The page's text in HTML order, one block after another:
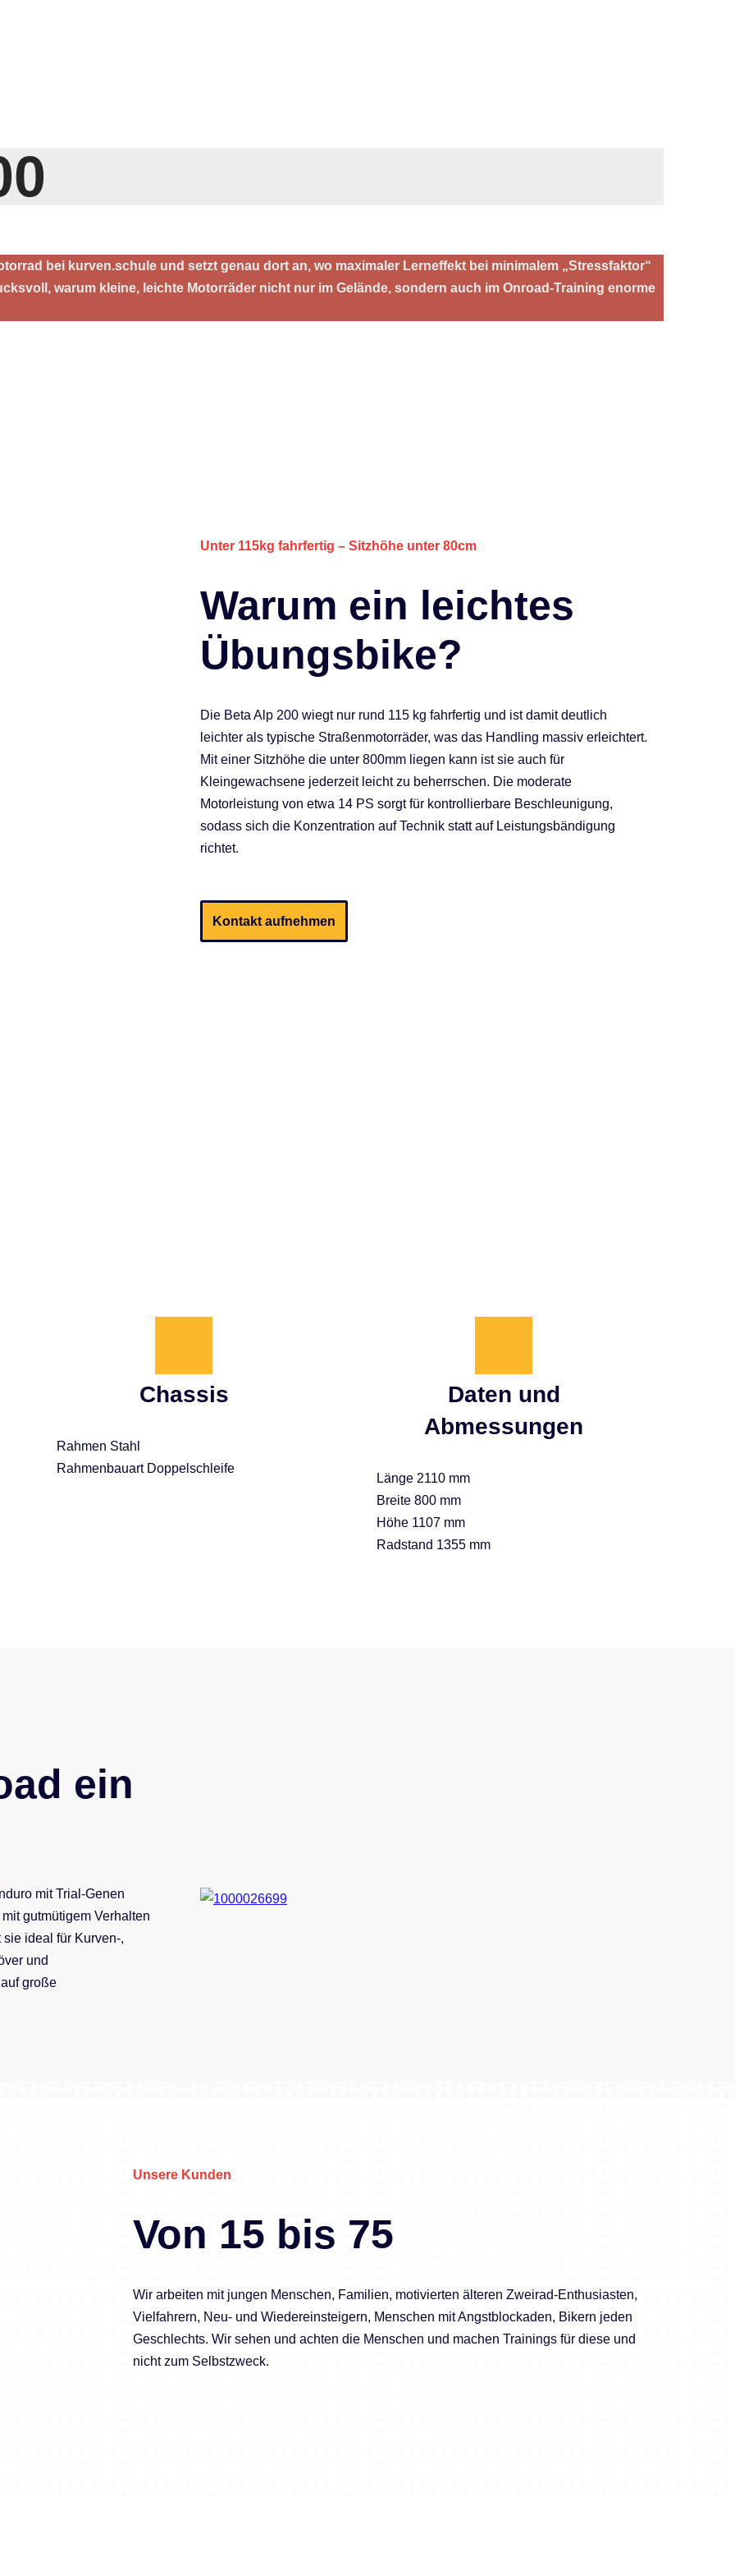
bei kurven.schule und setzt genau dort an, wo maximaler Lerneffekt bei minimalem „Stressfaktor“
warum kleine, leichte Motorräder nicht nur im Gelände, sondern auch im Onroad-Training enorme
Unter 115kg fahrfertig – Sitzhöhe unter 80cm
Warum ein leichtes
Übungsbike?
Die Beta Alp 200 wiegt nur rund 115 kg fahrfertig und ist damit deutlich
leichter als typische Straßenmotorräder, was das Handling massiv erleichtert.
Mit einer Sitzhöhe die unter 800mm liegen kann ist sie auch für
Kleingewachsene jederzeit leicht zu beherrschen. Die moderate
Motorleistung von etwa 14 PS sorgt für kontrollierbare Beschleunigung,
sodass sich die Konzentration auf Technik statt auf Leistungsbändigung
richtet.
Kontakt aufnehmen
Chassis
Rahmen Stahl
Rahmenbauart Doppelschleife
Daten und
Abmessungen
Länge 2110 mm
Breite 800 mm
Höhe 1107 mm
Radstand 1355 mm
ein
mit Trial-Genen
gutmütigem Verhalten
ideal für Kurven-,
und
große
Unsere Kunden
Von 15 bis 75
Wir arbeiten mit jungen Menschen, Familien, motivierten älteren Zweirad-Enthusiasten,
Vielfahrern, Neu- und Wiedereinsteigern, Menschen mit Angstblockaden, Bikern jeden
Geschlechts. Wir sehen und achten die Menschen und machen Trainings für diese und
nicht zum Selbstzweck.